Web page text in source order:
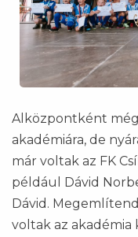
Alközpontként
akadémiára, de
már voltak az FK
például Dávid
Dávid.
voltak az akadémia